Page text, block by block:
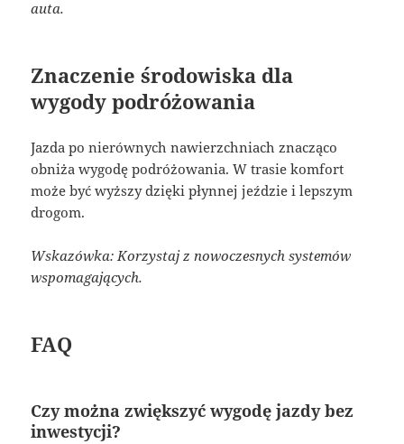
auta.
Znaczenie środowiska dla
wygody podróżowania
Jazda po nierównych nawierzchniach znacząco
obniża wygodę podróżowania. W trasie komfort
może być wyższy dzięki płynnej jeździe i lepszym
drogom.
Wskazówka: Korzystaj z nowoczesnych systemów
wspomagających.
FAQ
Czy można zwiększyć wygodę jazdy bez
inwestycji?